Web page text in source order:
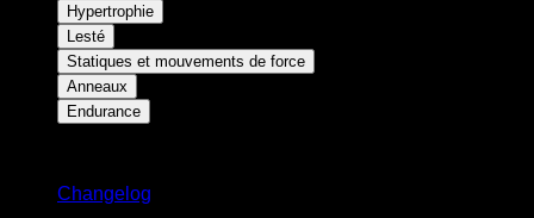
Hypertrophie
Lesté
Statiques et mouvements de force
Anneaux
Endurance
Changelog